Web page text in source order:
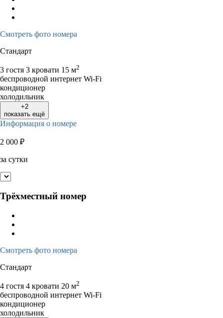
Смотреть фото номера
Стандарт
3 гостя 3 кровати 15 м2
беспроводной интернет Wi-Fi
кондиционер
холодильник
+2
показать ещё
Информация о номере
2 000 ₽
за сутки
Трёхместный номер
Смотреть фото номера
Стандарт
4 гостя 4 кровати 20 м2
беспроводной интернет Wi-Fi
кондиционер
холодильник